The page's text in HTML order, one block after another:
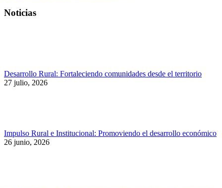
Noticias
Desarrollo Rural: Fortaleciendo comunidades desde el territorio
27 julio, 2026
Impulso Rural e Institucional: Promoviendo el desarrollo económico
26 junio, 2026